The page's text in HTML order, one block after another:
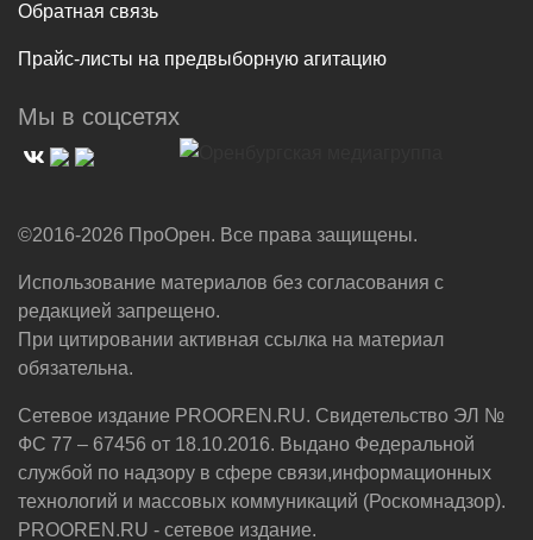
Обратная связь
Прайс-листы на предвыборную агитацию
Мы в соцсетях
©2016-2026 ПроОрен. Все права защищены.
Использование материалов без согласования с
редакцией запрещено.
При цитировании активная ссылка на материал
обязательна.
Сетевое издание PROOREN.RU. Свидетельство ЭЛ №
ФС 77 – 67456 от 18.10.2016. Выдано Федеральной
службой по надзору в сфере связи,информационных
технологий и массовых коммуникаций (Роскомнадзор).
PROOREN.RU - сетевое издание.